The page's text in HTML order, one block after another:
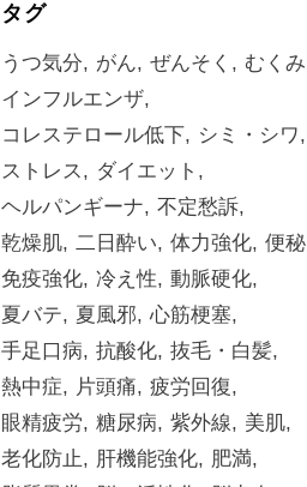
タグ
うつ気分 がん ぜんそく
むくみ
インフルエンザ
コレステロール低下
シミ・シワ
ストレス
ダイエット
ヘルパンギーナ
不定愁訴
乾燥肌 二日酔い 体力強化 便秘
免疫強化 冷え性
動脈硬化
夏バテ
夏風邪
心筋梗塞
手足口病
抗酸化 抜毛・白髪
熱中症
片頭痛
疲労回復
眼精疲労
糖尿病 紫外線
美肌
老化防止
肝機能強化
肥満